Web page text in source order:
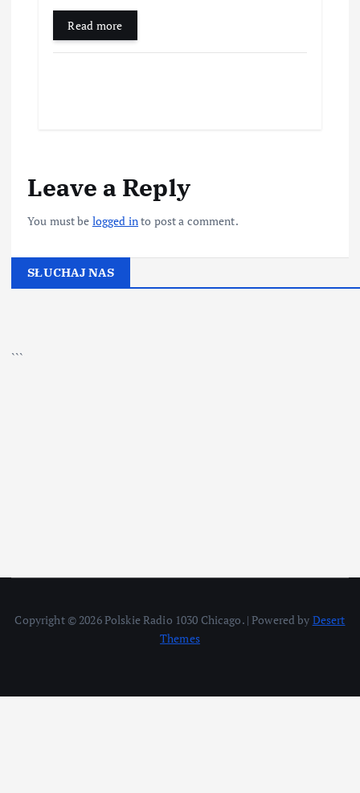
Read more
Leave a Reply
You must be logged into post a comment.
SŁUCHAJ NAS
```
Copyright © 2026 Polskie Radio 1030 Chicago. | Powered by Desert
Themes